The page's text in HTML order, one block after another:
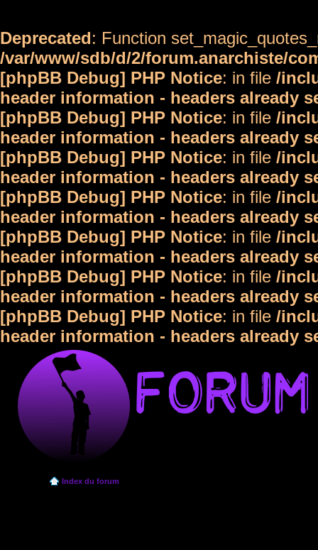
Deprecated: Function
/var/www/sdb/d/2/forum.anarchiste/
[phpBB Debug] PHP Notice: in file /
header information - headers already
[phpBB Debug] PHP Notice: in file /
header information - headers already
[phpBB Debug] PHP Notice: in file /
header information - headers already
[phpBB Debug] PHP Notice: in file /
header information - headers already
[phpBB Debug] PHP Notice: in file /
header information - headers already
[phpBB Debug] PHP Notice: in file /
header information - headers already
[phpBB Debug] PHP Notice: in file /
header information - headers already
Index du forum